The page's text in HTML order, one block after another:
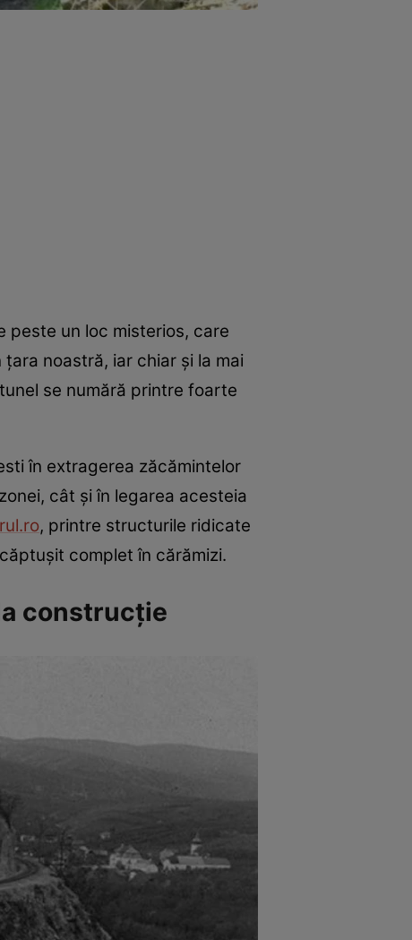
peste un loc misterios, care
noastră, iar chiar și la mai
se numără printre foarte
în extragerea zăcămintelor
cât și în legarea acesteia
, printre structurile ridicate
complet în cărămizi.
construcție